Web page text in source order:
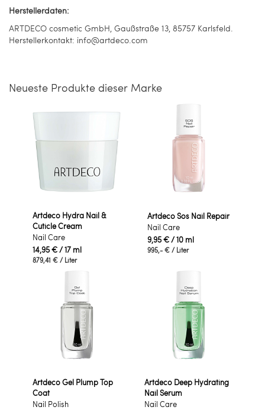
Herstellerdaten:
ARTDECO cosmetic GmbH, Gaußstraße 13, 85757 Karlsfeld.
Herstellerkontakt: info@artdeco.com
Neueste Produkte dieser Marke
Artdeco Hydra Nail &
Cuticle Cream
Nail Care
14,95 €/ 17 ml
879,41 € / Liter
Artdeco Sos Nail Repair
Nail Care
9,95 €/ 10 ml
995,- € / Liter
Artdeco Gel Plump Top
Coat
Nail Polish
Artdeco Deep Hydrating
Nail Serum
Nail Care